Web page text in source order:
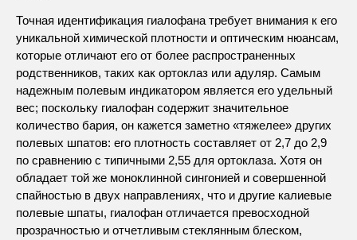
Точная идентификация гиалофана требует внимания к его
уникальной химической плотности и оптическим нюансам,
которые отличают его от более распространенных
родственников, таких как ортоклаз или адуляр. Самым
надежным полевым индикатором является его удельный
вес; поскольку гиалофан содержит значительное
количество бария, он кажется заметно «тяжелее» других
полевых шпатов: его плотность составляет от 2,7 до 2,9
по сравнению с типичными 2,55 для ортоклаза. Хотя он
обладает той же моноклинной сингонией и совершенной
спайностью в двух направлениях, что и другие калиевые
полевые шпаты, гиалофан отличается превосходной
прозрачностью и отчетливым стеклянным блеском,